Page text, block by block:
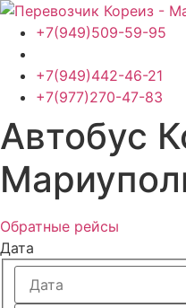
Перейти
содержимому
+7(949)509-59-95
+7(949)442-46-21
+7(977)270-47-83
Автобус
Обратные рейсы
Дата